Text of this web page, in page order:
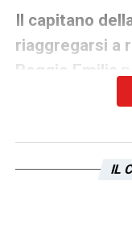
Il capitano
riaggregarsi a
Reggio Emilia
scatteranno le
LA PLAYLISTIL